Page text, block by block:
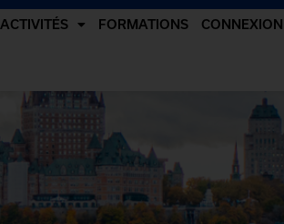
ACTIVITÉS FORMATIONS CONNEXION